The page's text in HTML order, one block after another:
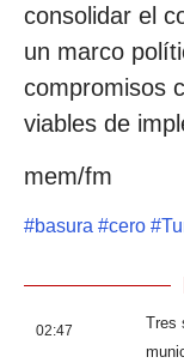
consolidar el
un marco
compromisos
viables de
mem/fm
#basura #cero #
02:47
Tres